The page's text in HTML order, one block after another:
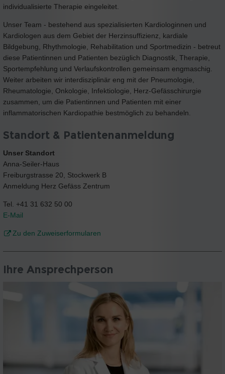
individualisierte Therapie eingeleitet.
Unser Team - bestehend aus spezialisierten Kardiologinnen und
Kardiologen aus dem Gebiet der Herzinsuffizienz, kardiale
Bildgebung, Rhythmologie, Rehabilitation und Sportmedizin - betreut
diese Patientinnen und Patienten bezüglich Diagnostik, Therapie,
Sportempfehlung und Verlaufskontrollen gemeinsam engmaschig.
Weiter arbeiten wir interdisziplinär eng mit der Pneumologie,
Rheumatologie, Onkologie, Infektiologie, Herz-Gefässchirurgie
zusammen, um die Patientinnen und Patienten mit einer
inflammatorischen Kardiopathie bestmöglich zu behandeln.
Standort & Patientenanmeldung
Unser Standort
Anna-Seiler-Haus
Freiburgstrasse 20, Stockwerk B
Anmeldung Herz Gefäss Zentrum
Tel. +41 31 632 50 00
E-Mail
Zu den Zuweiserformularen
Ihre Ansprechperson